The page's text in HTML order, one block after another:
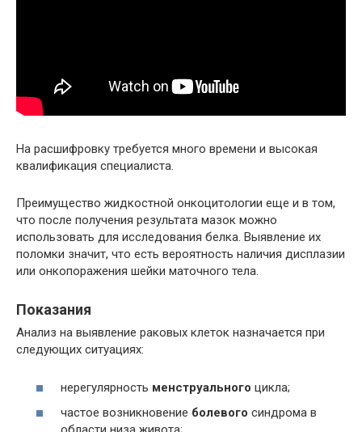
На расшифровку требуется много времени и высокая
квалификация специалиста.
Преимущество жидкостной онкоцитологии еще и в том,
что после получения результата мазок можно
использовать для исследования белка. Выявление их
поломки значит, что есть вероятность наличия дисплазии
или онкопоражения шейки маточного тела.
Показания
Анализ на выявление раковых клеток назначается при
следующих ситуациях:
нерегулярность менструального цикла;
частое возникновение болевого синдрома в